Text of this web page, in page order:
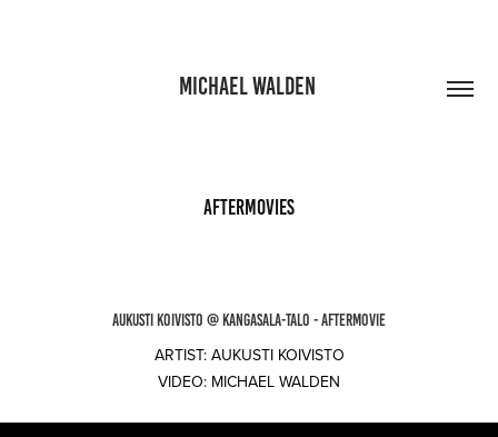
MICHAEL WALDEN
AFTERMOVIES
AUKUSTI KOIVISTO @ KANGASALA-TALO - AFTERMOVIE
ARTIST: AUKUSTI KOIVISTO
VIDEO: MICHAEL WALDEN